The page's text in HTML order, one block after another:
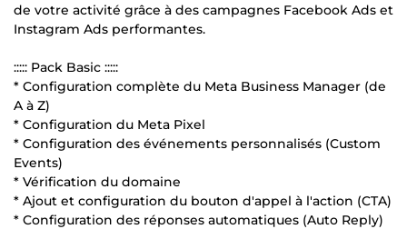
de votre activité grâce à des campagnes Facebook Ads et
Instagram Ads performantes.
::::: Pack Basic :::::
* Configuration complète du Meta Business Manager (de
A à Z)
* Configuration du Meta Pixel
* Configuration des événements personnalisés (Custom
Events)
* Vérification du domaine
* Ajout et configuration du bouton d'appel à l'action (CTA)
* Configuration des réponses automatiques (Auto Reply)